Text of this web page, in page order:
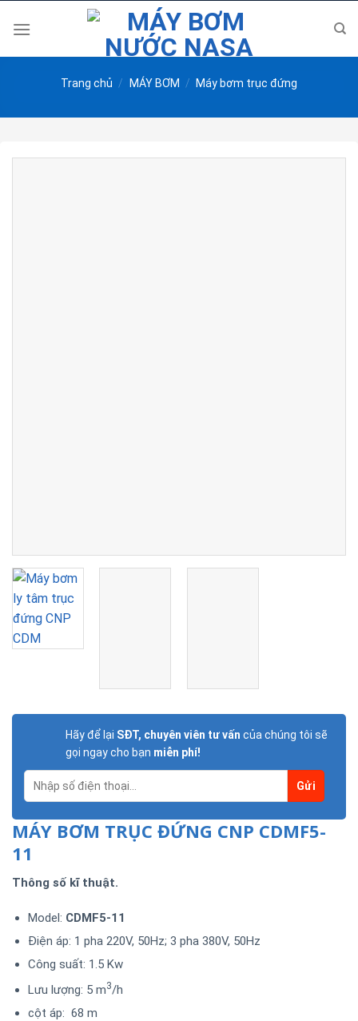
Trang chủ / MÁY BƠM / Máy bơm trục đứng
Hãy để lại SĐT, chuyên viên tư vấn của chúng tôi sẽ
gọi ngay cho bạn miễn phí!
MÁY BƠM TRỤC ĐỨNG CNP CDMF5-
11
Thông số kĩ thuật.
Model: CDMF5-11
Điện áp: 1 pha 220V, 50Hz; 3 pha 380V, 50Hz
Công suất: 1.5 Kw
Lưu lượng: 5 m3/h
cột áp: 68 m